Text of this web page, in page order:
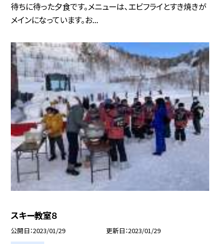
待ちに待った夕食です。メニューは、エビフライとすき焼きが
メインになっています。お...
スキー教室８
公開日 2023/01/29 更新日 2023/01/29